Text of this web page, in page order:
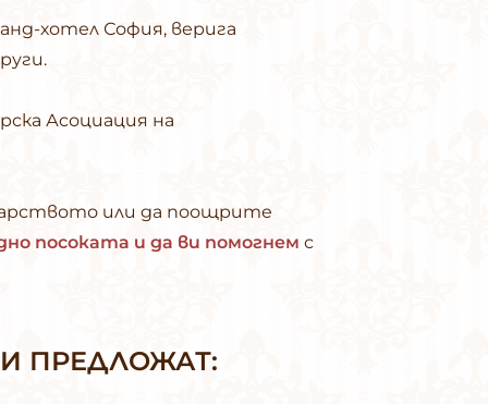
хотел София, верига
Асоциация на
или да поощрите
посоката и да ви помогнем с
ПРЕДЛОЖАТ: